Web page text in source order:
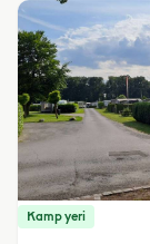
Kamp yeri